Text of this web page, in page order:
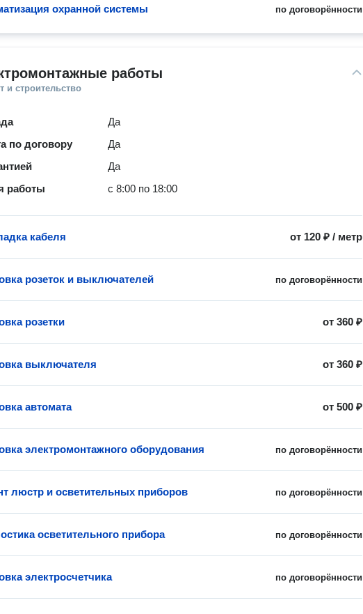
по договорённости
охранной системы
работы
и строительство
Да
по договору
Да
Да
работы
с 8:00 по 18:00
от 120 ₽ / метр
кабеля
по договорённости
розеток и выключателей
от360 ₽
розетки
от360 ₽
выключателя
от500 ₽
автомата
по договорённости
электромонтажного оборудования
по договорённости
люстр и осветительных приборов
по договорённости
осветительного прибора
по договорённости
электросчетчика